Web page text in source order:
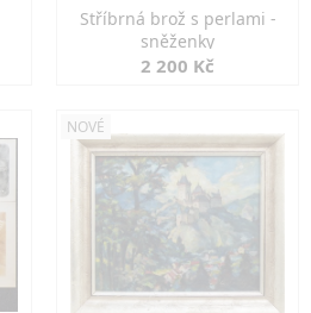
Stříbrná brož s perlami -
sněženky
2 200 Kč
NOVÉ